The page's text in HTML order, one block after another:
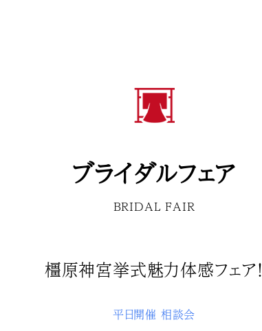
ブライダルフェア
BRIDAL FAIR
橿原神宮挙式魅力体感フェア！
平日開催 相談会